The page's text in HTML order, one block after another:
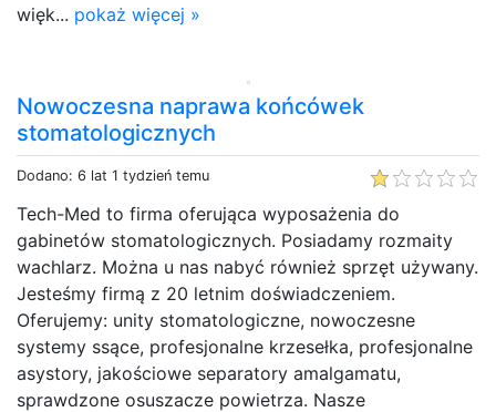
więk... pokaż więcej »
Nowoczesna naprawa końcówek
stomatologicznych
Dodano: 6 lat 1 tydzień temu
Tech-Med to firma oferująca wyposażenia do
gabinetów stomatologicznych. Posiadamy rozmaity
wachlarz. Można u nas nabyć również sprzęt używany.
Jesteśmy firmą z 20 letnim doświadczeniem.
Oferujemy: unity stomatologiczne, nowoczesne
systemy ssące, profesjonalne krzesełka, profesjonalne
asystory, jakościowe separatory amalgamatu,
sprawdzone osuszacze powietrza. Nasze